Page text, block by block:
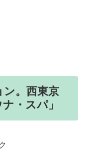
。西東京
・スパ」